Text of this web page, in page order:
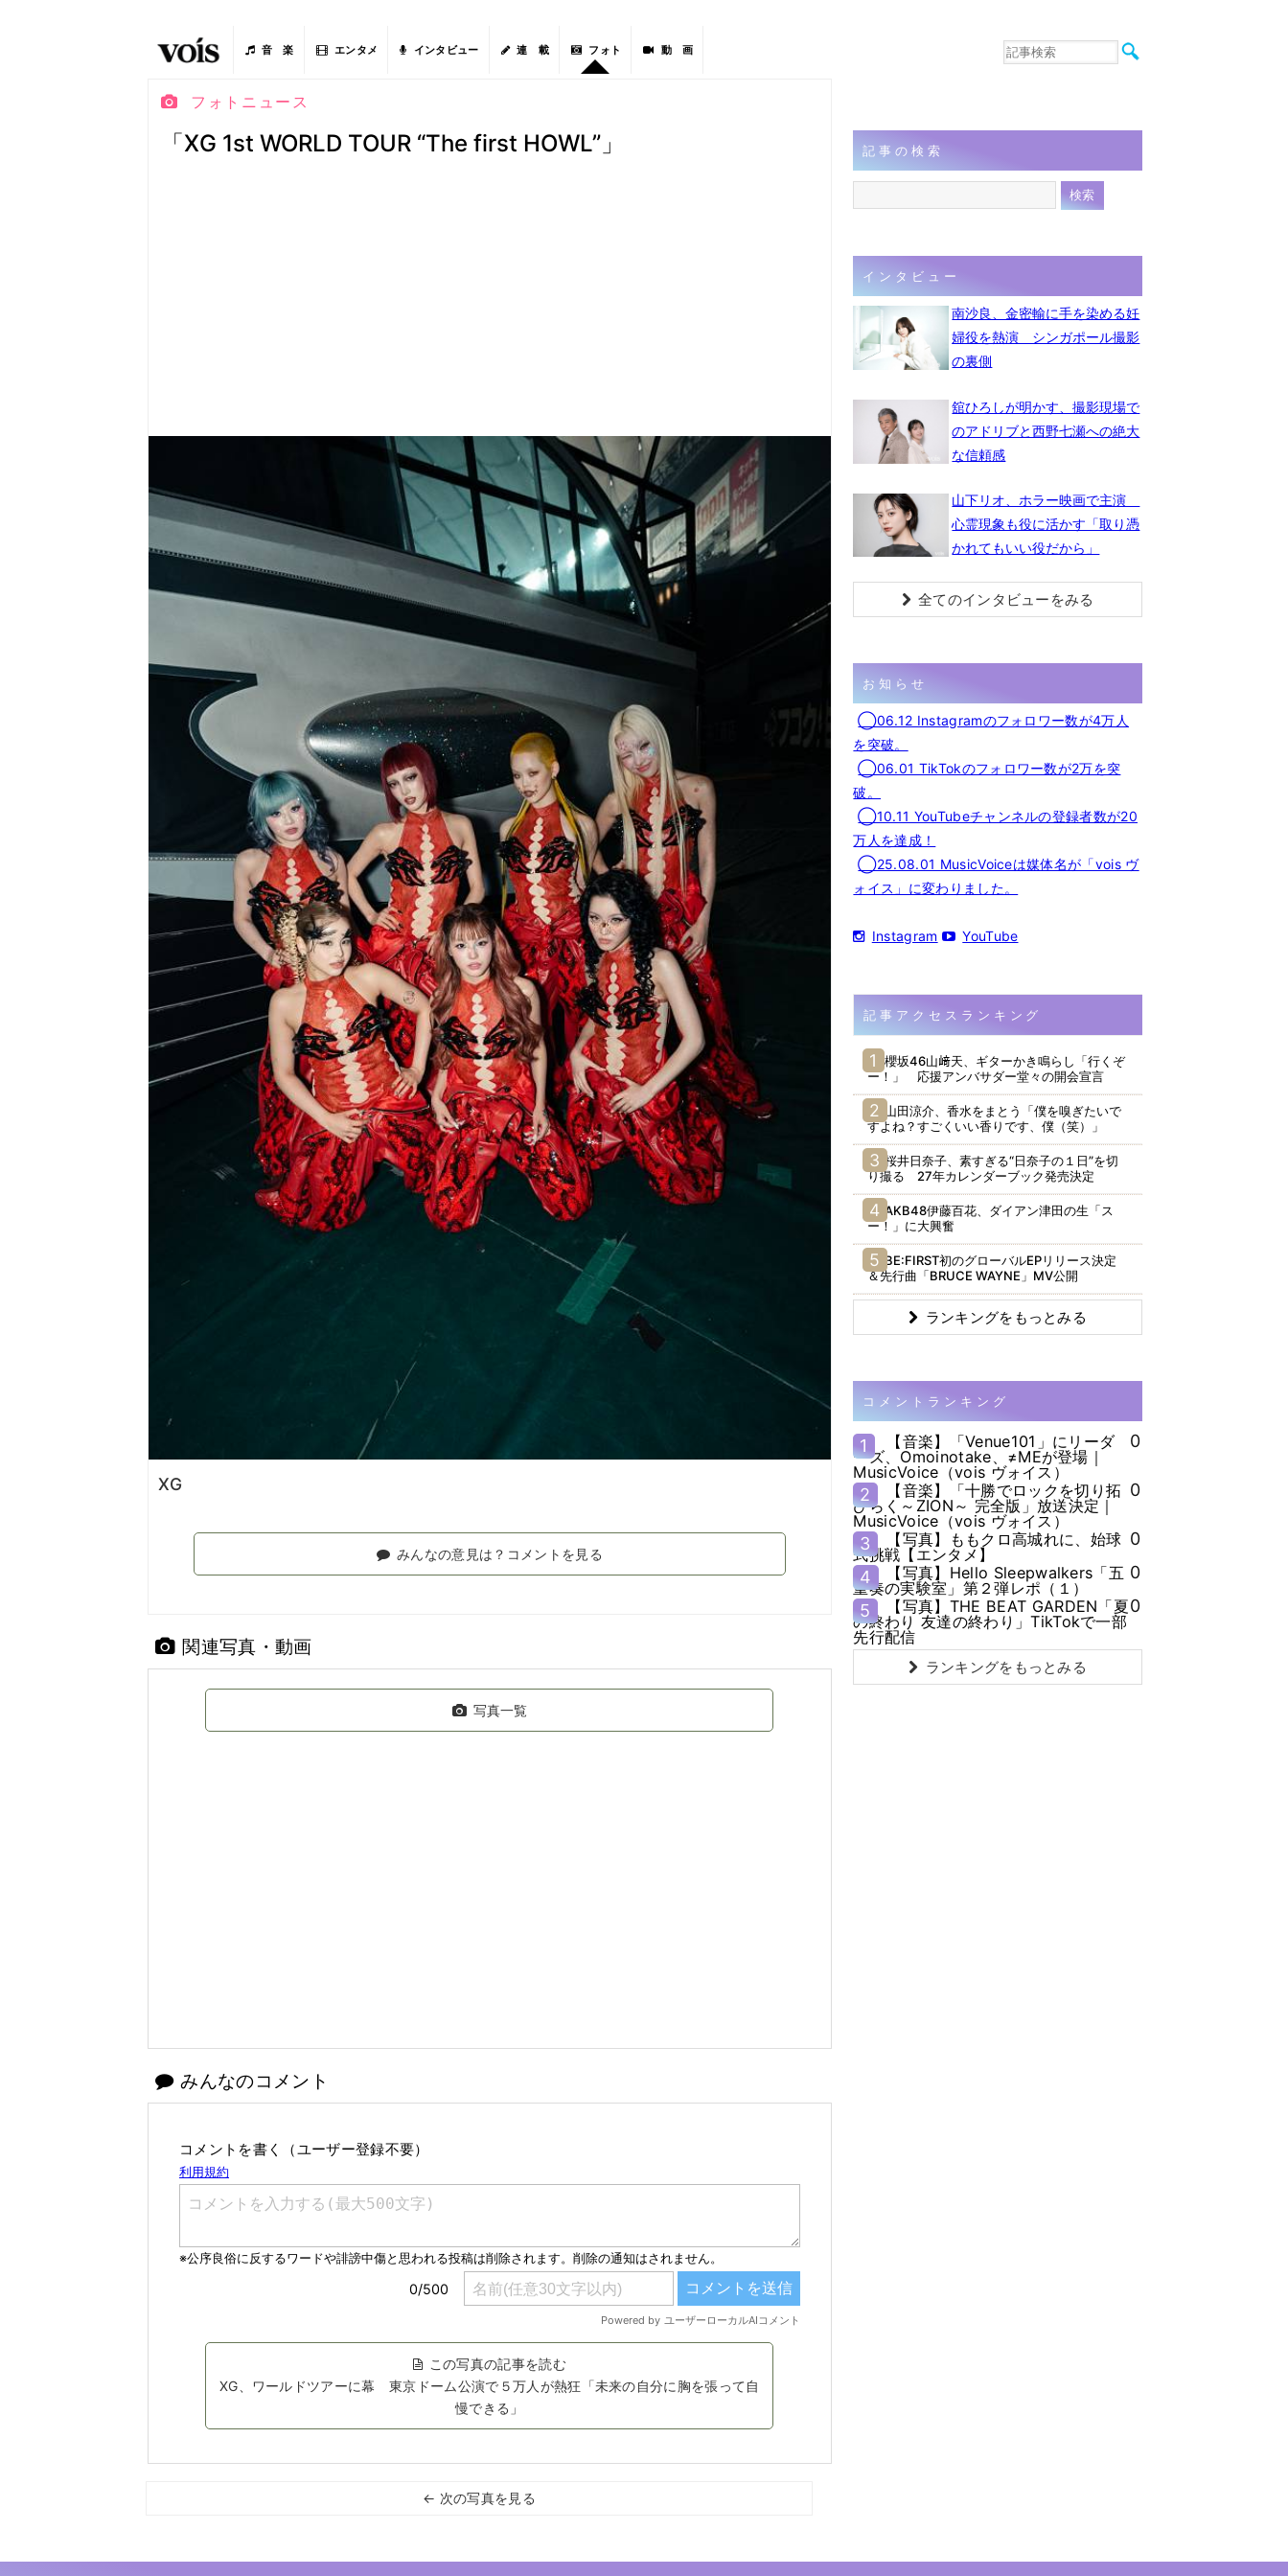
音 楽 エンタメ インタビュー 連 載 フォト 動 画
音楽
連載
フォト
フォトニュース
「XG 1st WORLD TOUR “The first HOWL”」
XG
みんなの意見は？コメントを見る
関連写真・動画
写真一覧
みんなのコメント
コメントを書く（ユーザー登録不要）
この写真の記事を読む
XG、ワールドツアーに幕 東京ドーム公演で５万人が熱狂「未来の自分に胸を張って自
慢できる」
← 次の写真を見る
記事の検索
インタビュー
南沙良、金密輸に手を染める妊
婦役を熱演 シンガポール撮影
の裏側
舘ひろしが明かす、撮影現場で
のアドリブと西野七瀬への絶大
な信頼感
山下リオ、ホラー映画で主演
心霊現象も役に活かす「取り憑
かれてもいい役だから」
全てのインタビューをみる
お知らせ
◯06.12 Instagramのフォロワー数が4万人
を突破。
◯06.01 TikTokのフォロワー数が2万を突
破。
◯10.11 YouTubeチャンネルの登録者数が20
万人を達成！
◯25.08.01 MusicVoiceは媒体名が「vois ヴ
ォイス」に変わりました。
Instagram YouTube
記事アクセスランキング
櫻坂46山﨑天、ギターかき鳴らし「行くぞ
ー！」 応援アンバサダー堂々の開会宣言
山田涼介、香水をまとう「僕を嗅ぎたいで
すよね？すごくいい香りです、僕（笑）」
桜井日奈子、素すぎる“日奈子の１日”を切
り撮る 27年カレンダーブック発売決定
AKB48伊藤百花、ダイアン津田の生「ス
ー！」に大興奮
BE:FIRST初のグローバルEPリリース決定
＆先行曲「BRUCE WAYNE」MV公開
ランキングをもっとみる
コメントランキング
1
【音楽】「Venue101」にリーダ
ーズ、Omoinotake、≠MEが登場｜
MusicVoice（vois ヴォイス）
0
2
【音楽】「十勝でロックを切り拓
ひらく～ZION～ 完全版」放送決定｜
MusicVoice（vois ヴォイス）
0
3
【写真】ももクロ高城れに、始球
式挑戦【エンタメ】
0
4
【写真】Hello Sleepwalkers「五
重奏の実験室」第２弾レポ（１）
0
5
【写真】THE BEAT GARDEN「夏
の終わり 友達の終わり」TikTokで一部
先行配信
0
ランキングをもっとみる